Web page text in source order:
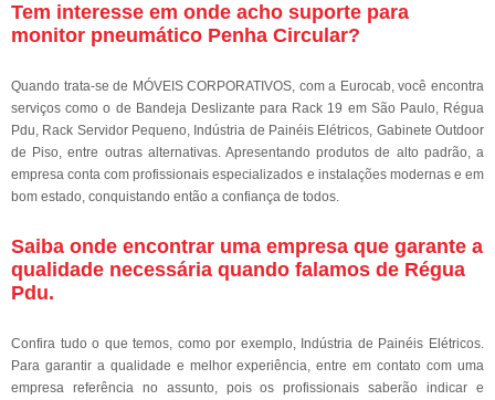
Tem interesse em onde acho suporte para
monitor pneumático Penha Circular?
Quando trata-se de MÓVEIS CORPORATIVOS, com a Eurocab, você encontra
serviços como o de Bandeja Deslizante para Rack 19 em São Paulo, Régua
Pdu, Rack Servidor Pequeno, Indústria de Painéis Elétricos, Gabinete Outdoor
de Piso, entre outras alternativas. Apresentando produtos de alto padrão, a
empresa conta com profissionais especializados e instalações modernas e em
bom estado, conquistando então a confiança de todos.
Saiba onde encontrar uma empresa que garante a
qualidade necessária quando falamos de Régua
Pdu.
Confira tudo o que temos, como por exemplo, Indústria de Painéis Elétricos.
Para garantir a qualidade e melhor experiência, entre em contato com uma
empresa referência no assunto, pois os profissionais saberão indicar e